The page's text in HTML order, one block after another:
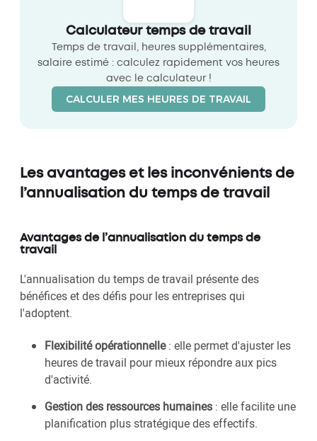
Calculateur temps de travail
Temps de travail, heures supplémentaires,
salaire estimé : calculez rapidement vos heures
avec le calculateur !
CALCULER MES HEURES DE TRAVAIL
Les avantages et les inconvénients de
l’annualisation du temps de travail
Avantages de l’annualisation du temps de
travail
L'annualisation du temps de travail présente des
bénéfices et des défis pour les entreprises qui
l'adoptent.
Flexibilité opérationnelle: elle permet d'ajuster les
heures de travail pour mieux répondre aux pics
d'activité.
Gestion des ressources humaines : elle facilite une
planification plus stratégique des effectifs.